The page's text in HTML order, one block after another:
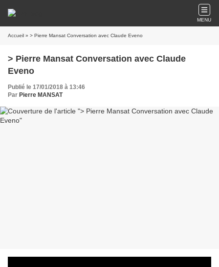
MENU
Accueil » > Pierre Mansat Conversation avec Claude Eveno
> Pierre Mansat Conversation avec Claude
Eveno
Publié le 17/01/2018 à 13:46
Par Pierre MANSAT